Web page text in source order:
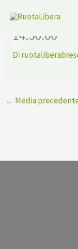
contenuto
WhatsApp
14.36.06
Di
← Media